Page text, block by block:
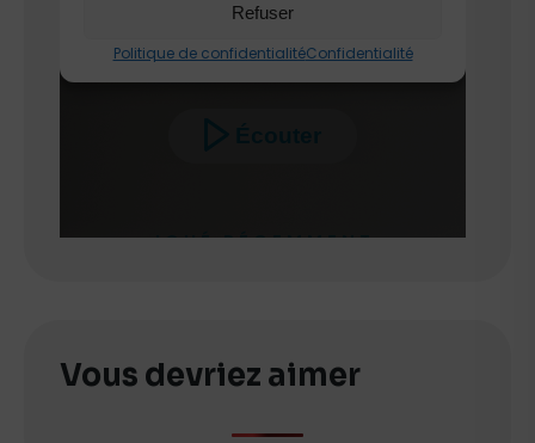
Vous devriez aimer